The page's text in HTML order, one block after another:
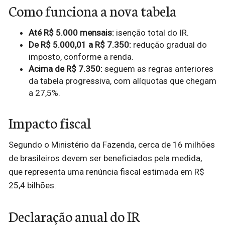
Como funciona a nova tabela
Até R$ 5.000 mensais: isenção total do IR.
De R$ 5.000,01 a R$ 7.350: redução gradual do
imposto, conforme a renda.
Acima de R$ 7.350: seguem as regras anteriores
da tabela progressiva, com alíquotas que chegam
a 27,5%.
Impacto fiscal
Segundo o Ministério da Fazenda, cerca de 16 milhões
de brasileiros devem ser beneficiados pela medida,
que representa uma renúncia fiscal estimada em R$
25,4 bilhões.
Declaração anual do IR